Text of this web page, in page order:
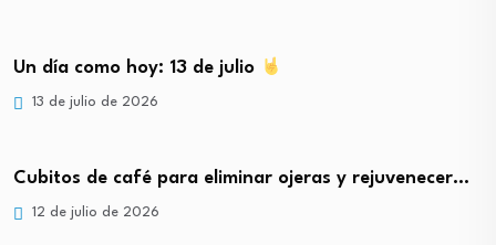
Un día como hoy: 13 de julio
13 de julio de 2026
Cubitos de café para eliminar ojeras y rejuvenecer…
12 de julio de 2026